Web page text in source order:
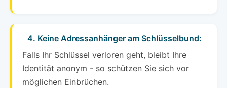
4. Keine Adressanhänger am Schlüsselbund:
Falls Ihr Schlüssel verloren geht, bleibt Ihre
Identität anonym - so schützen Sie sich vor
möglichen Einbrüchen.